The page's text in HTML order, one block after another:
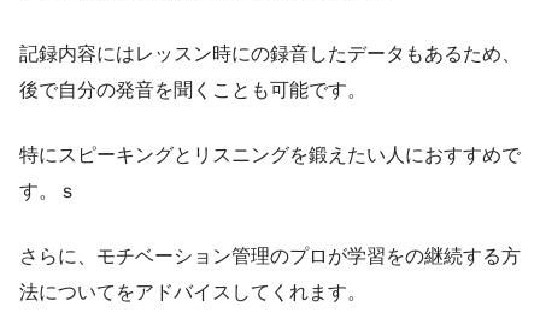
記録内容にはレッスン時にの録音したデータもあるため、
後で自分の発音を聞くことも可能です。
特にスピーキングとリスニングを鍛えたい人におすすめで
す。ｓ
さらに、モチベーション管理のプロが学習をの継続する方
法についてをアドバイスしてくれます。